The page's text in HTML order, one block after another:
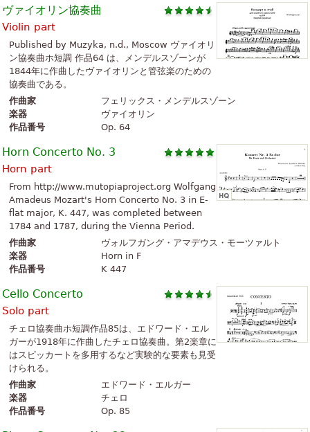
ヴァイオリン協奏曲
Violin part
Published by Muzyka, n.d., Moscow ヴァイオリ
ン協奏曲ホ短調 作品64 は、メンデルスゾーンが
1844年に作曲したヴァイオリンと管弦楽のための
協奏曲である。
作曲家
フェリックス・メンデルスゾーン
楽器
ヴァイオリン
作品番号
Op. 64
Horn Concerto No. 3
Horn part
From http://www.mutopiaproject.org Wolfgang
Amadeus Mozart's Horn Concerto No. 3 in E-
flat major, K. 447, was completed between
1784 and 1787, during the Vienna Period.
作曲家
ヴォルフガング・アマデウス・モーツァルト
楽器
Horn in F
作品番号
K 447
Cello Concerto
Solo part
チェロ協奏曲ホ短調作品85は、エドワード・エル
ガーが1918年に作曲したチェロ協奏曲。第2楽章に
はスピッカートを多用するなど実験的な要素も見受
けられる。
作曲家
エドワード・エルガー
楽器
チェロ
作品番号
Op. 85